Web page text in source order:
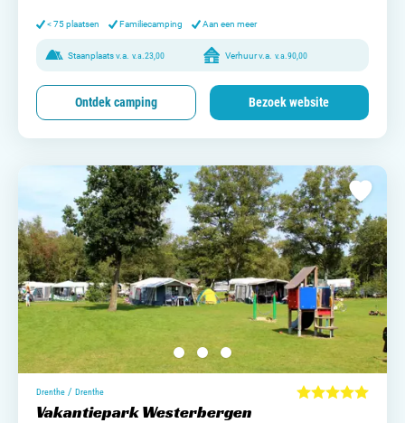
< 75 plaatsen Familiecamping Aan een meer
Staanplaats v.a. v.a. 23,00 Verhuur v.a. v.a. 90,00
Ontdek camping Bezoek website
Drenthe / Drenthe
Vakantiepark Westerbergen